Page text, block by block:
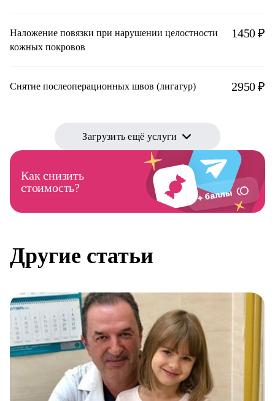
Наложение повязки при нарушении целостности
кожных покровов
1450 ₽
Снятие послеоперационных швов (лигатур) 2950 ₽
Загрузить ещё услуги
Как снизить
стоимость?
Другие статьи